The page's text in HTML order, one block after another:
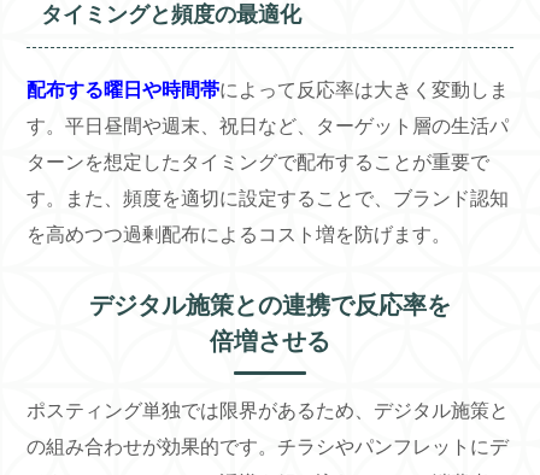
タイミングと頻度の最適化
配布する曜日や時間帯によって反応率は大きく変動しま
す。平日昼間や週末、祝日など、ターゲット層の生活パ
ターンを想定したタイミングで配布することが重要で
す。また、頻度を適切に設定することで、ブランド認知
を高めつつ過剰配布によるコスト増を防げます。
デジタル施策との連携で反応率を
倍増させる
ポスティング単独では限界があるため、デジタル施策と
の組み合わせが効果的です。チラシやパンフレットにデ